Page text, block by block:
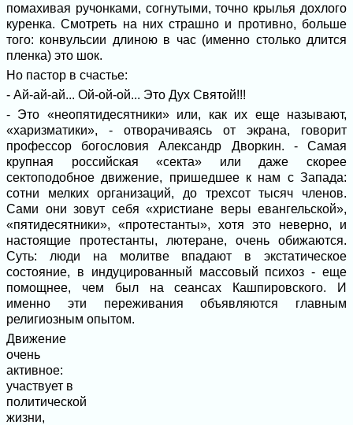
помахивая ручонками, согнутыми, точно крылья дохлого
куренка. Смотреть на них страшно и противно, больше
того: конвульсии длиною в час (именно столько длится
пленка) это шок.
Но пастор в счастье:
- Ай-ай-ай... Ой-ой-ой... Это Дух Святой!!!
- Это «неопятидесятники» или, как их еще называют,
«харизматики», - отворачиваясь от экрана, говорит
профессор богословия Александр Дворкин. - Самая
крупная российская «секта» или даже скорее
сектоподобное движение, пришедшее к нам с Запада:
сотни мелких организаций, до трехсот тысяч членов.
Сами они зовут себя «христиане веры евангельской»,
«пятидесятники», «протестанты», хотя это неверно, и
настоящие протестанты, лютеране, очень обижаются.
Суть: люди на молитве впадают в экстатическое
состояние, в индуцированный массовый психоз - еще
помощнее, чем был на сеансах Кашпировского. И
именно эти переживания объявляются главным
религиозным опытом.
Движение
очень
активное:
участвует в
политической
жизни,